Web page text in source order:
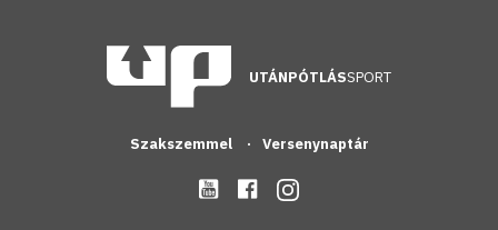
UTÁNPÓTLÁSSPORT
Szakszemmel Versenynaptár